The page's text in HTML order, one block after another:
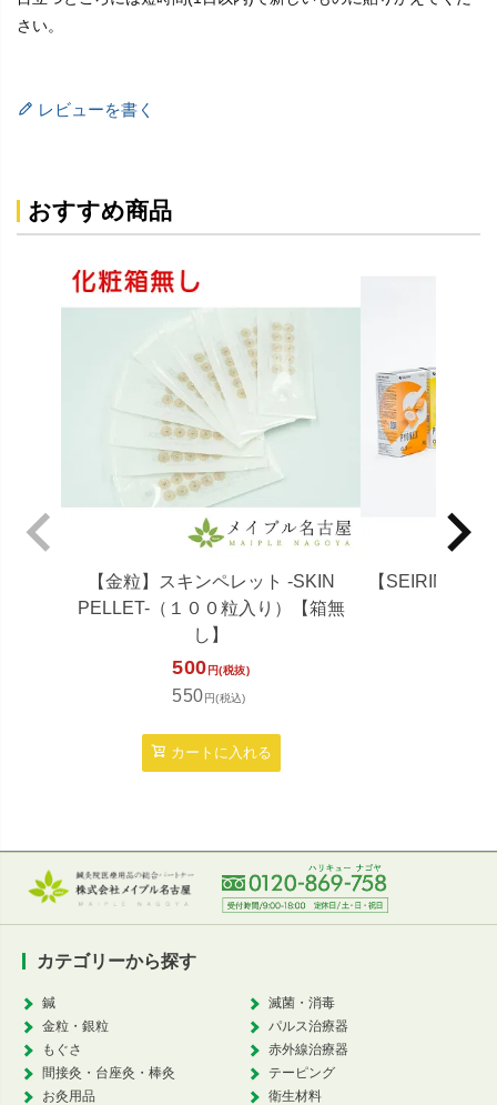
さい。
レビューを書く
おすすめ商品
【金粒】スキンペレット -SKIN
PELLET-（１００粒入り）【箱無
し】
500 円(税抜)
550円(税込)
カートに入れる
【SEIRIN】パ
カテゴリーから探す
鍼
金粒・銀粒
もぐさ
間接灸・台座灸・棒灸
お灸用品
滅菌・消毒
パルス治療器
赤外線治療器
テーピング
衛生材料